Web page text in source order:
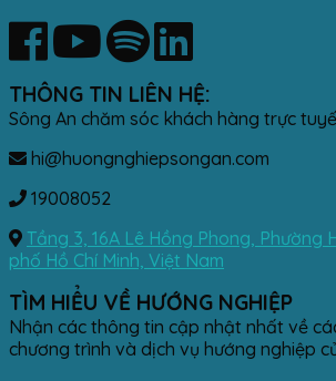
THÔNG TIN LIÊN HỆ:
Sông An chăm sóc khách hàng trực
hi@huongnghiepsongan.com
19008052
Tầng 3, 16A Lê Hồng Phong, Phường
phố Hồ Chí Minh, Việt Nam
TÌM HIỂU VỀ HƯỚNG NGHIỆP
Nhận các thông tin cập nhật nhất về
chương trình và dịch vụ hướng nghiệp